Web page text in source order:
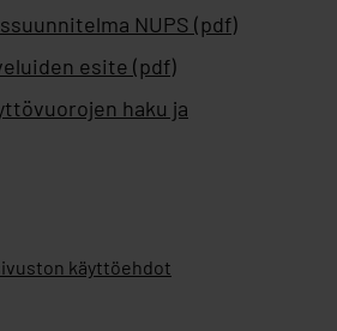
NUPS (pdf)
esite (pdf)
haku ja
käyttöehdot